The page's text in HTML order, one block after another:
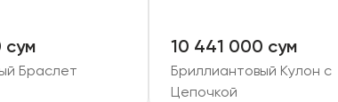
сум
Браслет
10 441 000 сум
Бриллиантовый Кулон с
Цепочкой